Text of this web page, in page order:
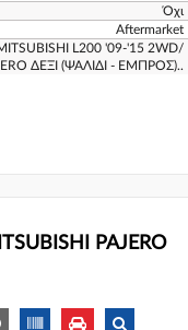
Όχι
Aftermarket
L200 '09-'15 2WD/
ΔΕΞΙ (ΨΑΛΙΔΙ - ΕΜΠΡΟΣ)..
PAJERO